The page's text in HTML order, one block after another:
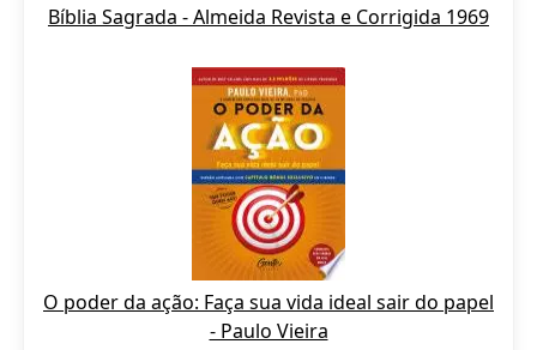
Bíblia Sagrada - Almeida Revista e Corrigida 1969
O poder da ação: Faça sua vida ideal sair do papel
- Paulo Vieira